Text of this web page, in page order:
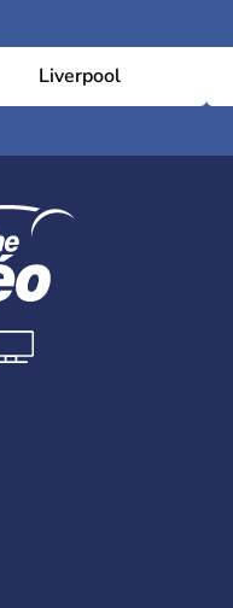
Liverpool